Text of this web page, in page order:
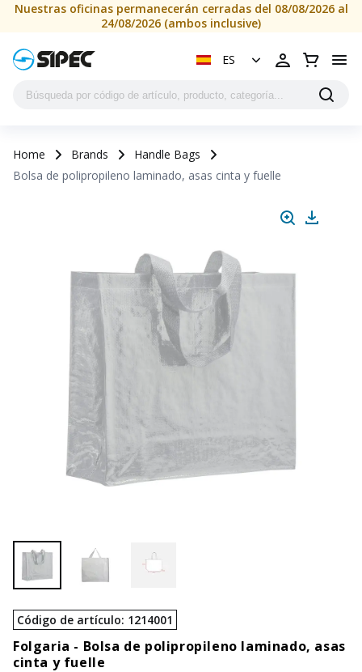
Nuestras oficinas permanecerán cerradas del 08/08/2026 al
24/08/2026 (ambos inclusive)
ES
Home Brands
Handle Bags
Bolsa de polipropileno laminado, asas cinta y fuelle
Código de artículo: 1214001
Folgaria - Bolsa de polipropileno laminado, asas
cinta y fuelle